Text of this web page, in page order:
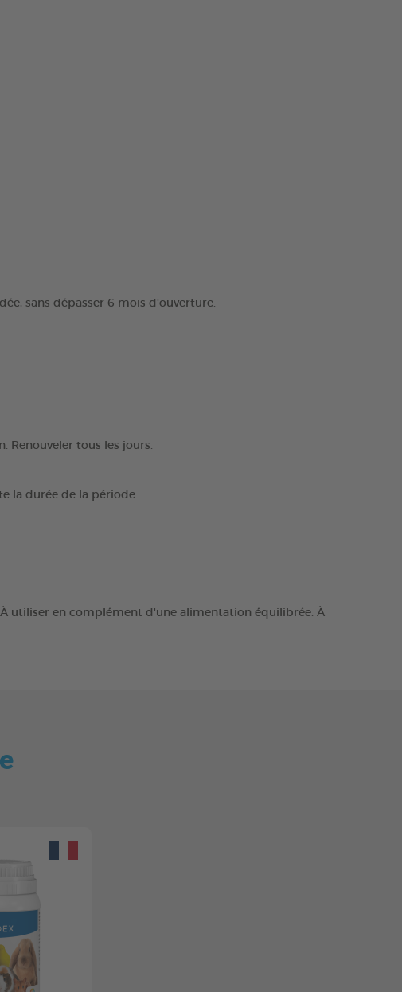
sans dépasser 6 mois d'ouverture.
Renouveler tous les jours.
la durée de la période.
utiliser en complément d'une alimentation équilibrée. À